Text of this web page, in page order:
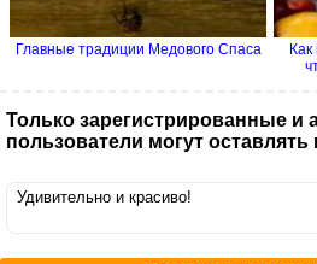
Главные традиции Медового Спаса
Как
Только зарегистрированные и
пользователи могут
Удивительно и красиво!